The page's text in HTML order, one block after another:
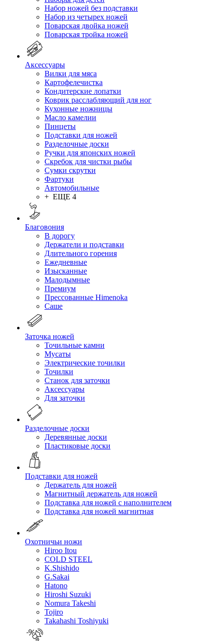
Набор ножей без подставки
Набор из четырех ножей
Поварская двойка ножей
Поварская тройка ножей
Аксессуары
Вилки для мяса
Картофелечистка
Кондитерские лопатки
Коврик расслабляющий для ног
Кухонные ножницы
Масло камелии
Пинцеты
Подставки для ножей
Разделочные доски
Ручки для японских ножей
Скребок для чистки рыбы
Сумки скрутки
Фартуки
Автомобильные
+ ЕЩЕ 4
Благовония
В дорогу
Держатели и подставки
Длительного горения
Ежедневные
Изысканные
Малодымные
Премиум
Прессованные Himenoka
Саше
Заточка ножей
Точильные камни
Мусаты
Электрические точилки
Точилки
Станок для заточки
Аксессуары
Для заточки
Разделочные доски
Деревянные доски
Пластиковые доски
Подставки для ножей
Держатель для ножей
Магнитный держатель для ножей
Подставка для ножей с наполнителем
Подставка для ножей магнитная
Охотничьи ножи
Hiroo Itou
COLD STEEL
K.Shishido
G.Sakai
Hatono
Hiroshi Suzuki
Nomura Takeshi
Tojiro
Takahashi Toshiyuki